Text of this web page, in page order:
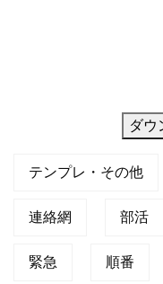
ダウ
テンプレ・その他
連絡網 部活
緊急 順番